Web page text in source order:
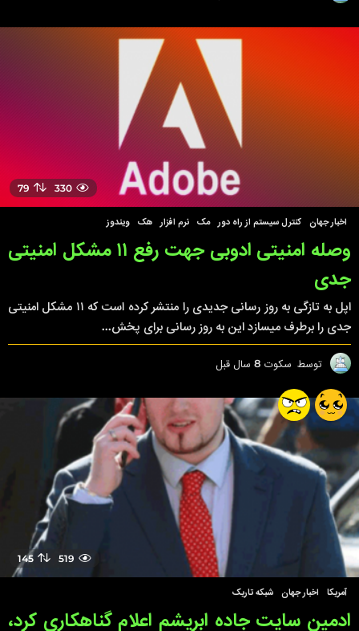
ل
ل
330
79
اخبار جهان ,
کنترل سیستم از راه دور ,
مک ,
نرم افزار ,
هک ,
ویندوز
وصله امنیتی ادوبی جهت رفع ۱۱ مشکل امنیتی
جدی
اپل به تازگی به روز رسانی جدیدی را منتشر کرده است که ۱۱ مشکل امنیتی
جدی را برطرف میسازد این به روز رسانی برای پخش...
توسط سکوت 8 سال قبل
ب
ل
519
145
آمریکا ,
اخبار جهان ,
شبکه تاریک
ادمین سایت جاده ابریشم اعلام گناهکاری کرد،